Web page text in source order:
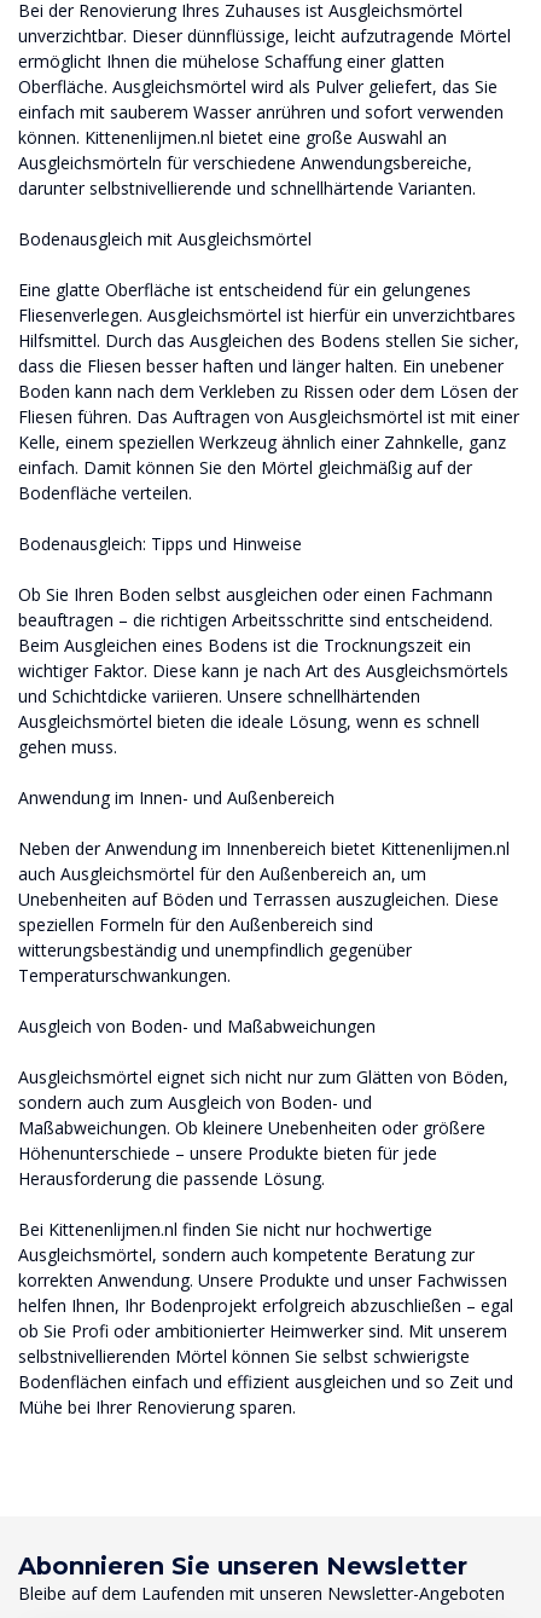
Bei der Renovierung Ihres Zuhauses ist Ausgleichsmörtel
unverzichtbar. Dieser dünnflüssige, leicht aufzutragende Mörtel
ermöglicht Ihnen die mühelose Schaffung einer glatten
Oberfläche. Ausgleichsmörtel wird als Pulver geliefert, das Sie
einfach mit sauberem Wasser anrühren und sofort verwenden
können. Kittenenlijmen.nl bietet eine große Auswahl an
Ausgleichsmörteln für verschiedene Anwendungsbereiche,
darunter selbstnivellierende und schnellhärtende Varianten.
Bodenausgleich mit Ausgleichsmörtel
Eine glatte Oberfläche ist entscheidend für ein gelungenes
Fliesenverlegen. Ausgleichsmörtel ist hierfür ein unverzichtbares
Hilfsmittel. Durch das Ausgleichen des Bodens stellen Sie sicher,
dass die Fliesen besser haften und länger halten. Ein unebener
Boden kann nach dem Verkleben zu Rissen oder dem Lösen der
Fliesen führen. Das Auftragen von Ausgleichsmörtel ist mit einer
Kelle, einem speziellen Werkzeug ähnlich einer Zahnkelle, ganz
einfach. Damit können Sie den Mörtel gleichmäßig auf der
Bodenfläche verteilen.
Bodenausgleich: Tipps und Hinweise
Ob Sie Ihren Boden selbst ausgleichen oder einen Fachmann
beauftragen – die richtigen Arbeitsschritte sind entscheidend.
Beim Ausgleichen eines Bodens ist die Trocknungszeit ein
wichtiger Faktor. Diese kann je nach Art des Ausgleichsmörtels
und Schichtdicke variieren. Unsere schnellhärtenden
Ausgleichsmörtel bieten die ideale Lösung, wenn es schnell
gehen muss.
Anwendung im Innen- und Außenbereich
Neben der Anwendung im Innenbereich bietet Kittenenlijmen.nl
auch Ausgleichsmörtel für den Außenbereich an, um
Unebenheiten auf Böden und Terrassen auszugleichen. Diese
speziellen Formeln für den Außenbereich sind
witterungsbeständig und unempfindlich gegenüber
Temperaturschwankungen.
Ausgleich von Boden- und Maßabweichungen
Ausgleichsmörtel eignet sich nicht nur zum Glätten von Böden,
sondern auch zum Ausgleich von Boden- und
Maßabweichungen. Ob kleinere Unebenheiten oder größere
Höhenunterschiede – unsere Produkte bieten für jede
Herausforderung die passende Lösung.
Bei Kittenenlijmen.nl finden Sie nicht nur hochwertige
Ausgleichsmörtel, sondern auch kompetente Beratung zur
korrekten Anwendung. Unsere Produkte und unser Fachwissen
helfen Ihnen, Ihr Bodenprojekt erfolgreich abzuschließen – egal
ob Sie Profi oder ambitionierter Heimwerker sind. Mit unserem
selbstnivellierenden Mörtel können Sie selbst schwierigste
Bodenflächen einfach und effizient ausgleichen und so Zeit und
Mühe bei Ihrer Renovierung sparen.
Abonnieren Sie unseren Newsletter
Bleibe auf dem Laufenden mit unseren Newsletter-Angeboten